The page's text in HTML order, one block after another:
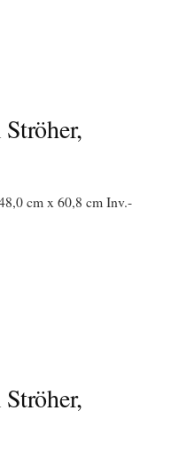
cm x 60,8 cm Inv.-